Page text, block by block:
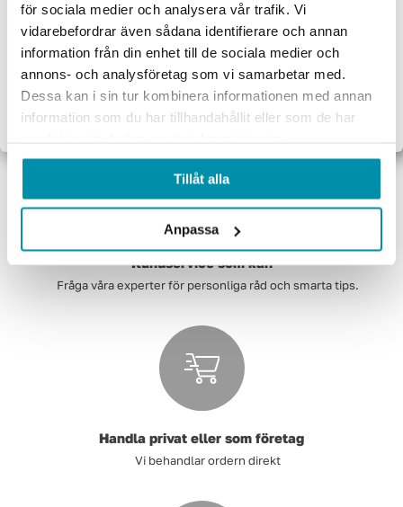
för sociala medier och analysera vår trafik. Vi
vidarebefordrar även sådana identifierare och annan
information från din enhet till de sociala medier och
annons- och analysföretag som vi samarbetar med.
Dessa kan i sin tur kombinera informationen med annan
information som du har tillhandahållit eller som de har
Tillåt alla
Anpassa
Snabba leveranser över hela sverige
Fri frakt vid köp över 4 990 kr
Kundservice som kan
Fråga våra experter för personliga råd och smarta tips.
Handla privat eller som företag
Vi behandlar ordern direkt
Jag handlar som:
Företag
Exkl. moms
Privat
Inkl. moms